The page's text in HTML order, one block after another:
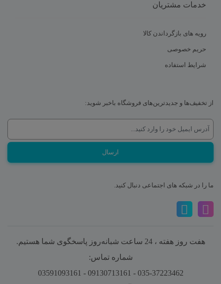
خدمات مشتریان
رویه های بازگرداندن کالا
حریم خصوصی
شرایط استفاده
از تخفیف‌ها و جدیدترین‌های فروشگاه باخبر شوید:
ما را در شبکه های اجتماعی دنبال کنید.
هفت روز هفته ، 24 ساعت شبانه‌روز پاسخگوی شما هستیم.
شماره تماس:
035-37223462 - 09130713161 - 03591093161